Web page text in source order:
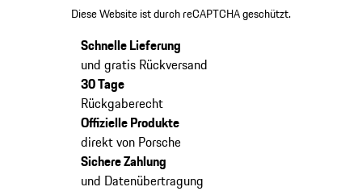
Diese Website ist durch reCAPTCHA geschützt.
Schnelle Lieferung
und gratis Rückversand
30 Tage
Rückgaberecht
Offizielle Produkte
direkt von Porsche
Sichere Zahlung
und Datenübertragung